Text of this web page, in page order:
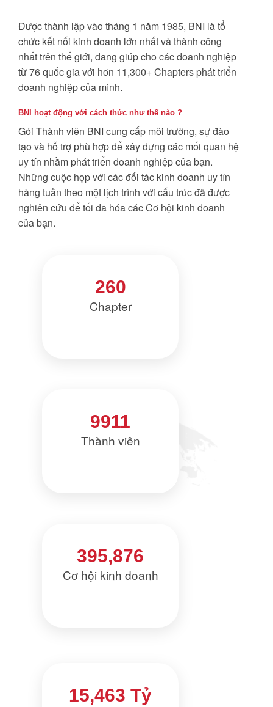
Được thành lập vào tháng 1 năm 1985, BNI là tổ
chức kết nối kinh doanh lớn nhất và thành công
nhất trên thế giới, đang giúp cho các doanh nghiệp
từ 76 quốc gia với hơn 11,300+ Chapters phát triển
doanh nghiệp của mình.
BNI hoạt động với cách thức như thế nào ?
Gói Thành viên BNI cung cấp môi trường, sự đào
tạo và hỗ trợ phù hợp để xây dựng các mối quan hệ
uy tín nhằm phát triển doanh nghiệp của bạn.
Những cuộc họp với các đối tác kinh doanh uy tín
hàng tuần theo một lịch trình với cấu trúc đã được
nghiên cứu để tối đa hóa các Cơ hội kinh doanh
của bạn.
260
Chapter
9911
Thành viên
395,876
Cơ hội kinh doanh
15,463 Tỷ